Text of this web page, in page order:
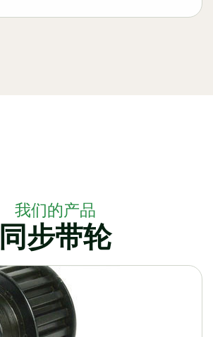
我们的产品
同步带轮